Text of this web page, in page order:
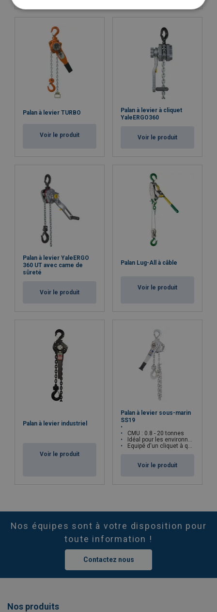
Palan à levier TURBO
Voir le produit
Palan à levier à cliquet
YaleERGO360
Voir le produit
Palan à levier YaleERGO
360 UT avec came de
sûreté
Voir le produit
Palan Lug-All à câble
Voir le produit
Palan à levier industriel
Voir le produit
Palan à levier sous-marin
SS19
CMU : 0.8 - 20 tonnes
Idéal pour les environnements maritimes
Equipé d'un cliquet à quatre cames
Voir le produit
Nos équipes sont à votre disposition pour
toute information !
Contactez nous
Nos produits